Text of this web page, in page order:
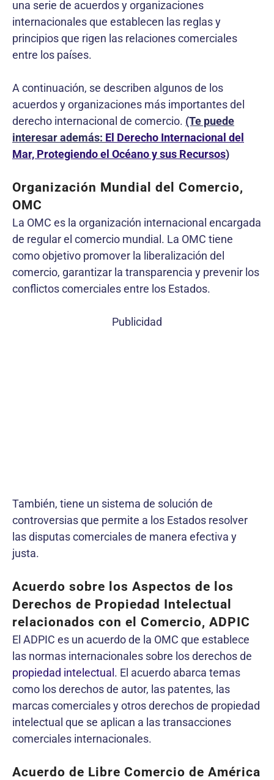
una serie de acuerdos y organizaciones
internacionales que establecen las reglas y
principios que rigen las relaciones comerciales
entre los países.
A continuación, se describen algunos de los
acuerdos y organizaciones más importantes del
derecho internacional de comercio. (Te puede
interesar además: El Derecho Internacional del
Mar, Protegiendo el Océano y sus Recursos)
Organización Mundial del Comercio,
OMC
La OMC es la organización internacional encargada
de regular el comercio mundial. La OMC tiene
como objetivo promover la liberalización del
comercio, garantizar la transparencia y prevenir los
conflictos comerciales entre los Estados.
Publicidad
También, tiene un sistema de solución de
controversias que permite a los Estados resolver
las disputas comerciales de manera efectiva y
justa.
Acuerdo sobre los Aspectos de los
Derechos de Propiedad Intelectual
relacionados con el Comercio, ADPIC
El ADPIC es un acuerdo de la OMC que establece
las normas internacionales sobre los derechos de
propiedad intelectual . El acuerdo abarca temas
como los derechos de autor, las patentes, las
marcas comerciales y otros derechos de propiedad
intelectual que se aplican a las transacciones
comerciales internacionales.
Acuerdo de Libre Comercio de América